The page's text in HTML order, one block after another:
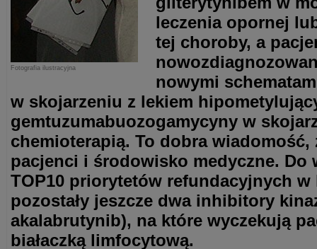
Fotografia ilustracyjna
leczenia opornej
tej choroby, a
nowymi
w skojarzeniu z lekiem
gemtuzumabuozogamycyny w
chemioterapią. To dobra wiadomość,
pacjenci i środowisko medyczne. Do
TOP10 priorytetów refundacyjnych
pozostały jeszcze dwa inhibitory
akalabrutynib), na które wyczekują
białaczką limfocytową.